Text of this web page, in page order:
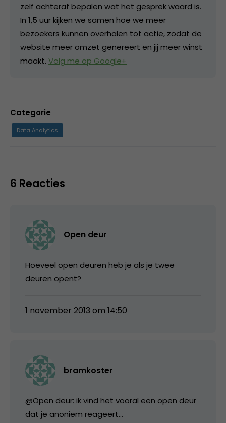
zelf achteraf bepalen wat het gesprek waard is.
In 1,5 uur kijken we samen hoe we meer
bezoekers kunnen overhalen tot actie, zodat de
website meer omzet genereert en jij meer winst
maakt. Volg me op Google+
Categorie
Data Analytics
6 Reacties
Open deur
Hoeveel open deuren heb je als je twee
deuren opent?
1 november 2013 om 14:50
bramkoster
@Open deur: ik vind het vooral een open deur
dat je anoniem reageert…